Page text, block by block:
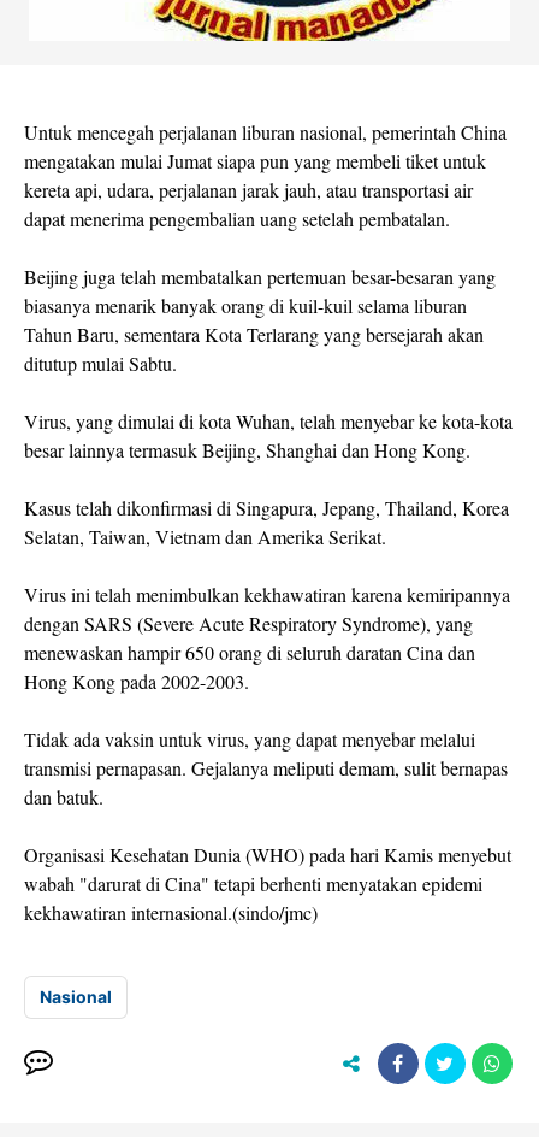
Untuk mencegah perjalanan liburan nasional, pemerintah China
mengatakan mulai Jumat siapa pun yang membeli tiket untuk
kereta api, udara, perjalanan jarak jauh, atau transportasi air
dapat menerima pengembalian uang setelah pembatalan.
Beijing juga telah membatalkan pertemuan besar-besaran yang
biasanya menarik banyak orang di kuil-kuil selama liburan
Tahun Baru, sementara Kota Terlarang yang bersejarah akan
ditutup mulai Sabtu.
Virus, yang dimulai di kota Wuhan, telah menyebar ke kota-kota
besar lainnya termasuk Beijing, Shanghai dan Hong Kong.
Kasus telah dikonfirmasi di Singapura, Jepang, Thailand, Korea
Selatan, Taiwan, Vietnam dan Amerika Serikat.
Virus ini telah menimbulkan kekhawatiran karena kemiripannya
dengan SARS (Severe Acute Respiratory Syndrome), yang
menewaskan hampir 650 orang di seluruh daratan Cina dan
Hong Kong pada 2002-2003.
Tidak ada vaksin untuk virus, yang dapat menyebar melalui
transmisi pernapasan. Gejalanya meliputi demam, sulit bernapas
dan batuk.
Organisasi Kesehatan Dunia (WHO) pada hari Kamis menyebut
wabah "darurat di Cina" tetapi berhenti menyatakan epidemi
kekhawatiran internasional.(sindo/jmc)
Nasional